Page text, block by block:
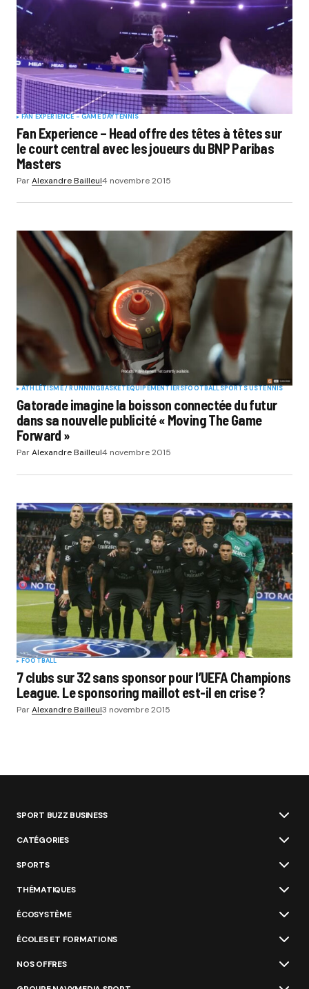
FAN EXPERIENCE - GAME DAYTENNIS
Fan Experience – Head offre des têtes à têtes sur
le court central avec les joueurs du BNP Paribas
Masters
ParAlexandre Bailleul4 novembre 2015
ATHLÉTISME / RUNNINGBASKETEQUIPEMENTIERSFOOTBALLSPORTS USTENNIS
Gatorade imagine la boisson connectée du futur
dans sa nouvelle publicité « Moving The Game
Forward »
ParAlexandre Bailleul4 novembre 2015
FOOTBALL
7 clubs sur 32 sans sponsor pour l’UEFA Champions
League. Le sponsoring maillot est-il en crise ?
ParAlexandre Bailleul3 novembre 2015
SPORT BUZZ BUSINESS
CATÉGORIES
SPORTS
THÉMATIQUES
ÉCOSYSTÈME
ÉCOLES ET FORMATIONS
NOS OFFRES